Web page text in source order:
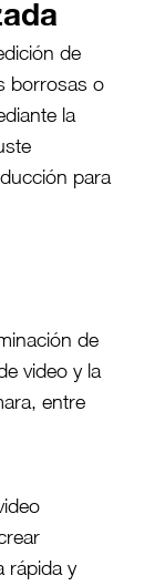
de
borrosas o
la
para
de
video y la
entre
rápida y